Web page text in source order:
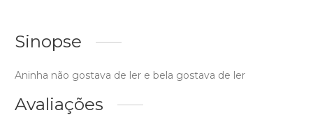
Sinopse
Aninha não gostava de ler e bela gostava de ler
Avaliações